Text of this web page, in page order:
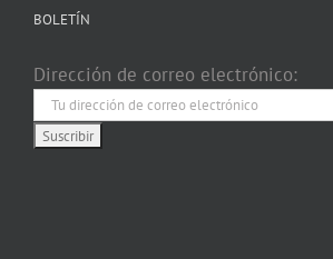
BOLETÍN
Dirección de correo electrónico: